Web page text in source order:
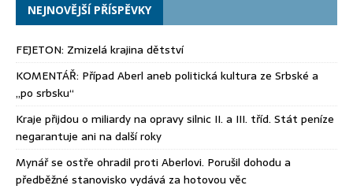
NEJNOVĚJŠÍ PŘÍSPĚVKY
FEJETON: Zmizelá krajina dětství
KOMENTÁŘ: Případ Aberl aneb politická kultura ze Srbské a
„po srbsku“
Kraje přijdou o miliardy na opravy silnic II. a III. tříd. Stát peníze
negarantuje ani na další roky
Mynář se ostře ohradil proti Aberlovi. Porušil dohodu a
předběžné stanovisko vydává za hotovou věc